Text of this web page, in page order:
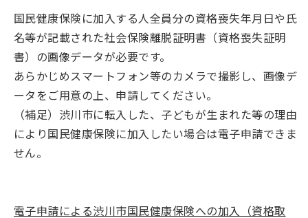
国民健康保険に加入する人全員分の資格喪失年月日や氏
名等が記載された社会保険離脱証明書（資格喪失証明
書）の画像データが必要です。
あらかじめスマートフォン等のカメラで撮影し、画像デ
ータをご用意の上、申請してください。
（補足）渋川市に転入した、子どもが生まれた等の理由
により国民健康保険に加入したい場合は電子申請できま
せん。
電子申請による渋川市国民健康保険への加入（資格取